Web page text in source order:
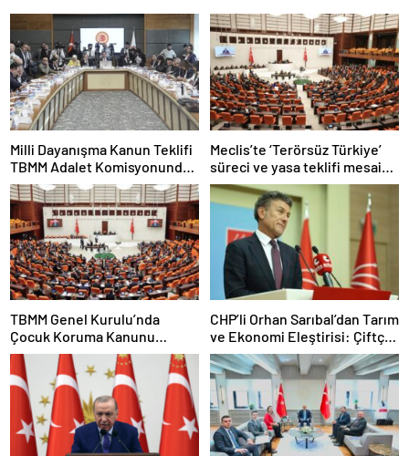
Milli Dayanışma Kanun Teklifi
TBMM Adalet Komisyonunda
kabul edildi
Meclis’te ‘Terörsüz Türkiye’
süreci ve yasa teklifi mesaisi:
Partilerden çarpıcı
açıklamalar
TBMM Genel Kurulu’nda
Çocuk Koruma Kanunu
teklifinde yeni maddeler
kabul edildi
CHP’li Orhan Sarıbal’dan Tarım
ve Ekonomi Eleştirisi: Çiftçi
Kaderiyle Baş Başa Kaldı